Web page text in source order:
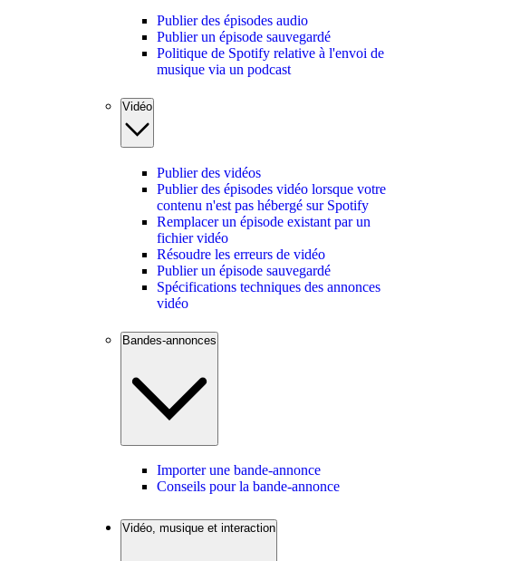
Publier des épisodes audio
Publier un épisode sauvegardé
Politique de Spotify relative à l'envoi de
musique via un podcast
Vidéo
Publier des vidéos
Publier des épisodes vidéo lorsque votre
contenu n'est pas hébergé sur Spotify
Remplacer un épisode existant par un
fichier vidéo
Résoudre les erreurs de vidéo
Publier un épisode sauvegardé
Spécifications techniques des annonces
vidéo
Bandes-annonces
Importer une bande-annonce
Conseils pour la bande-annonce
Vidéo, musique et interaction